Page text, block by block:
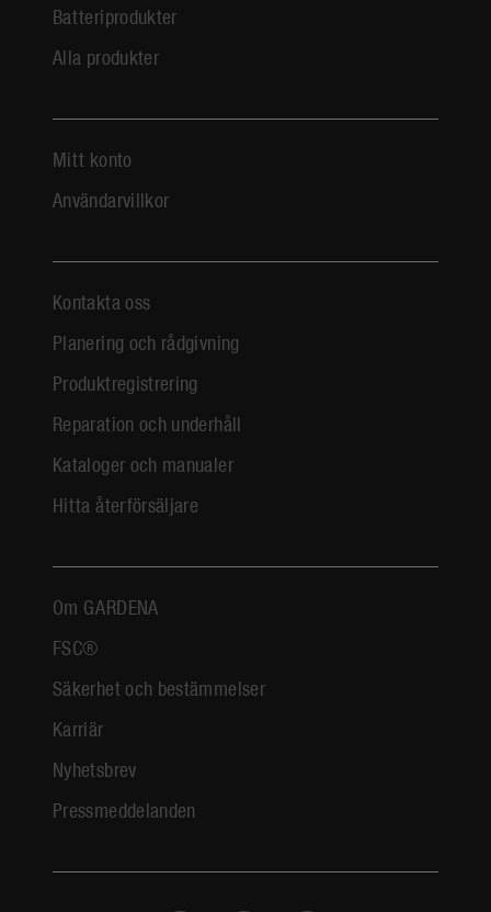
Batteriprodukter
Alla produkter
Mitt konto
Användarvillkor
Kontakta oss
Planering och rådgivning
Produktregistrering
Reparation och underhåll
Kataloger och manualer
Hitta återförsäljare
Om GARDENA
FSC®
Säkerhet och bestämmelser
Karriär
Nyhetsbrev
Pressmeddelanden